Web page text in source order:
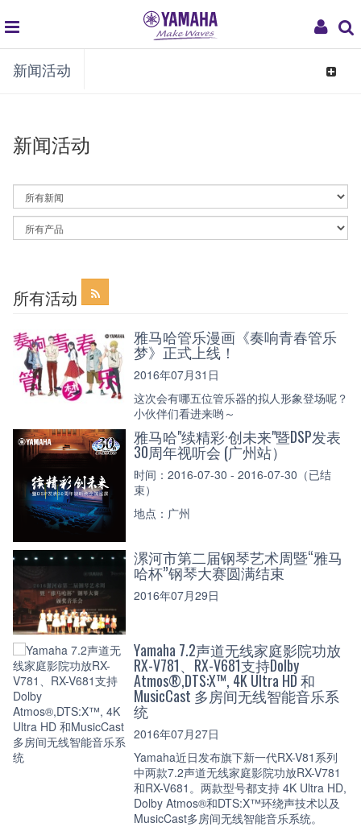
My
global
navigation
新闻活动
Toggle
新闻活动
By
News
Category
By
Article
所有活动
雅马哈管乐漫画《奏响青春管乐
梦》正式上线！
2016年07月31日
这次会有哪五位管乐器的拟人形象登场呢？
小伙伴们看进来哟～
雅马哈"续精彩·创未来"暨DSP发表
30周年视听会 (广州站）
时间：2016-07-30 - 2016-07-30（已结
束）
地点：广州
漯河市第二届钢琴艺术周暨“雅马
哈杯”钢琴大赛圆满结束
2016年07月29日
Yamaha 7.2声道无线家庭影院功放
RX-V781、RX-V681支持Dolby
Atmos®,DTS:X™, 4K Ultra HD 和
MusicCast 多房间无线智能音乐系
统
2016年07月27日
Yamaha近日发布旗下新一代RX-V81系列
中两款7.2声道无线家庭影院功放RX-V781
和RX-V681。两款型号都支持 4K Ultra HD,
Dolby Atmos®和DTS:X™环绕声技术以及
MusicCast多房间无线智能音乐系统。